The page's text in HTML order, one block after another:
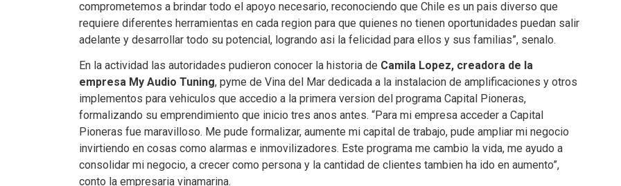
comprometemos a brindar todo el apoyo necesario, reconociendo que Chile es un pais diverso que
requiere diferentes herramientas en cada region para que quienes no tienen oportunidades puedan salir
adelante y desarrollar todo su potencial, logrando asi la felicidad para ellos y sus familias”, senalo.
En la actividad las autoridades pudieron conocer la historia de Camila Lopez, creadora de la
empresa My Audio Tuning, pyme de Vina del Mar dedicada a la instalacion de amplificaciones y otros
implementos para vehiculos que accedio a la primera version del programa Capital Pioneras,
formalizando su emprendimiento que inicio tres anos antes. “Para mi empresa acceder a Capital
Pioneras fue maravilloso. Me pude formalizar, aumente mi capital de trabajo, pude ampliar mi negocio
invirtiendo en cosas como alarmas e inmovilizadores. Este programa me cambio la vida, me ayudo a
consolidar mi negocio, a crecer como persona y la cantidad de clientes tambien ha ido en aumento”,
conto la empresaria vinamarina.